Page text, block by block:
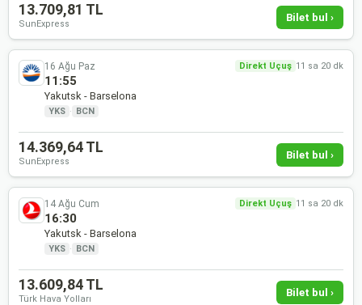
13.709,81 TL
SunExpress
Bilet bul ›
16 Ağu Paz Direkt Uçuş 11 sa 20 dk
11:55
Yakutsk - Barselona
YKS · BCN
14.369,64 TL
SunExpress
Bilet bul ›
14 Ağu Cum Direkt Uçuş 11 sa 20 dk
16:30
Yakutsk - Barselona
YKS · BCN
13.609,84 TL
Türk Hava Yolları
Bilet bul ›